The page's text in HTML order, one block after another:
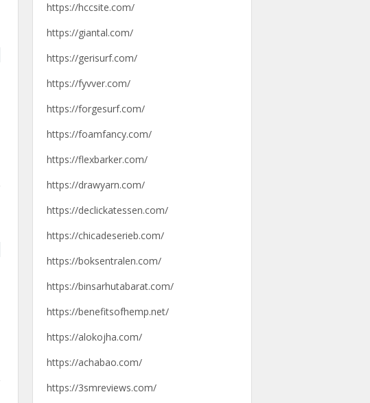
https://hccsite.com/
https://giantal.com/
https://gerisurf.com/
https://fyvver.com/
https://forgesurf.com/
https://foamfancy.com/
https://flexbarker.com/
https://drawyarn.com/
https://declickatessen.com/
https://chicadeserieb.com/
https://boksentralen.com/
https://binsarhutabarat.com/
https://benefitsofhemp.net/
https://alokojha.com/
https://achabao.com/
https://3smreviews.com/